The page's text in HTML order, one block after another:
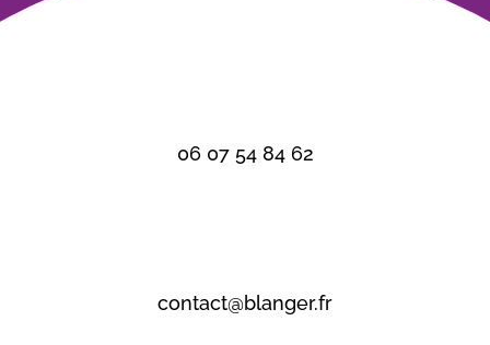
06 07 54 84 62
contact@blanger.fr